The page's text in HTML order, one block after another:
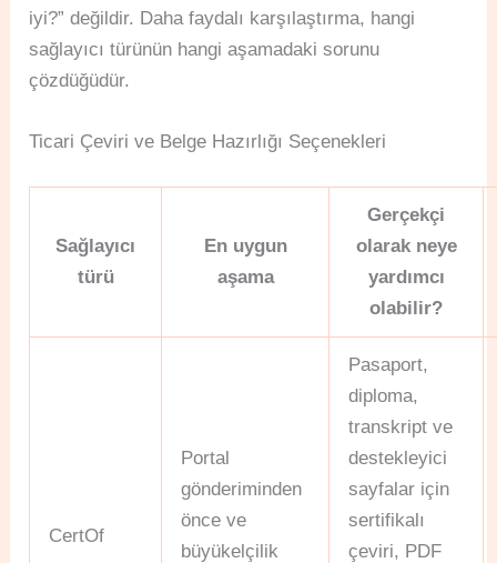
iyi?” değildir. Daha faydalı karşılaştırma, hangi
sağlayıcı türünün hangi aşamadaki sorunu
çözdüğüdür.
Ticari Çeviri ve Belge Hazırlığı Seçenekleri
Sağlayıcı
türü
En uygun
aşama
Gerçekçi
olarak neye
yardımcı
olabilir?
CertOf
Portal
gönderiminden
önce ve
büyükelçilik
Pasaport,
diploma,
transkript ve
destekleyici
sayfalar için
sertifikalı
çeviri, PDF